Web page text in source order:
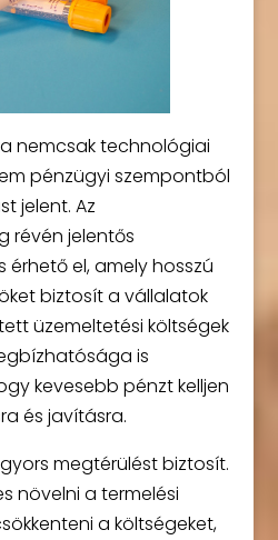
nemcsak technológiai
pénzügyi szempontból
jelent. Az
révén jelentős
el, amely hosszú
biztosít a vállalatok
üzemeltetési költségek
is
kevesebb pénzt kelljen
és javításra.
megtérülést biztosít.
növelni a termelési
a költségeket,